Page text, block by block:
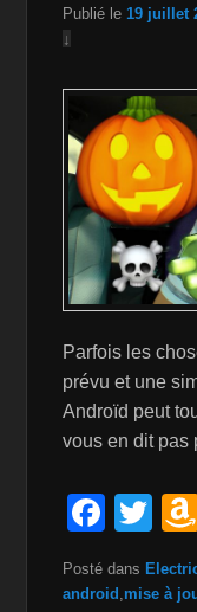
Publié le 19 juillet
↓
Parfois les
prévu et une
Androïd peut
vous en dit pas
F
c
T
tt
Posté dans
android ,mise à